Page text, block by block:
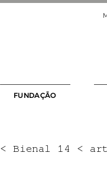
FUNDAÇÃO
< Bienal 14 <